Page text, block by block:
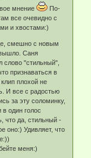
мнение
По-
все очевидно с
и хвостами:)
смешно с новым
Саня
слово "стильный",
признаваться в
плохой не
И все с радостью
за эту соломинку,
в один голос
что да, стильный -
оно:) Удивляет, что
меня:)